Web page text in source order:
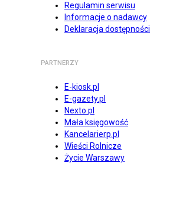
Regulamin serwisu
Informacje o nadawcy
Deklaracja dostępności
PARTNERZY
E-kiosk.pl
E-gazety.pl
Nexto.pl
Mała księgowość
Kancelarierp.pl
Wieści Rolnicze
Życie Warszawy